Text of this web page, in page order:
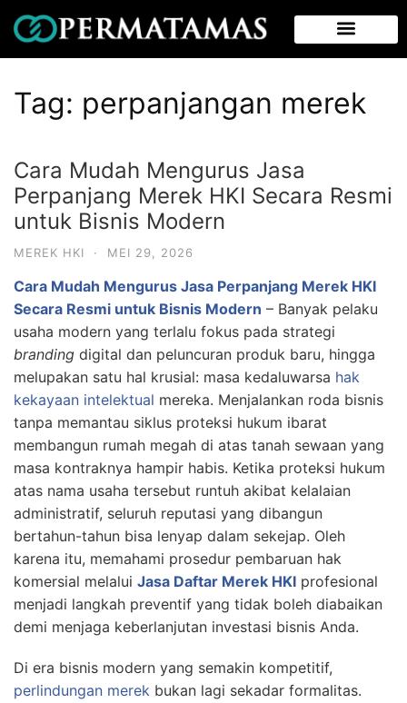
Tag: perpanjangan merek
Cara Mudah Mengurus Jasa
Perpanjang Merek HKI Secara Resmi
untuk Bisnis Modern
MEREK HKI · MEI 29, 2026
Cara Mudah Mengurus Jasa Perpanjang Merek HKI
Secara Resmi untuk Bisnis Modern – Banyak pelaku
usaha modern yang terlalu fokus pada strategi
branding digital dan peluncuran produk baru, hingga
melupakan satu hal krusial: masa kedaluwarsa hak
kekayaan intelektual mereka. Menjalankan roda bisnis
tanpa memantau siklus proteksi hukum ibarat
membangun rumah megah di atas tanah sewaan yang
masa kontraknya hampir habis. Ketika proteksi hukum
atas nama usaha tersebut runtuh akibat kelalaian
administratif, seluruh reputasi yang dibangun
bertahun-tahun bisa lenyap dalam sekejap. Oleh
karena itu, memahami prosedur pembaruan hak
komersial melalui Jasa Daftar Merek HKI profesional
menjadi langkah preventif yang tidak boleh diabaikan
demi menjaga keberlanjutan investasi bisnis Anda.
Di era bisnis modern yang semakin kompetitif,
perlindungan merek bukan lagi sekadar formalitas.